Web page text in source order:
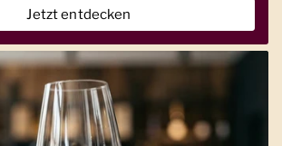
Jetzt entdecken